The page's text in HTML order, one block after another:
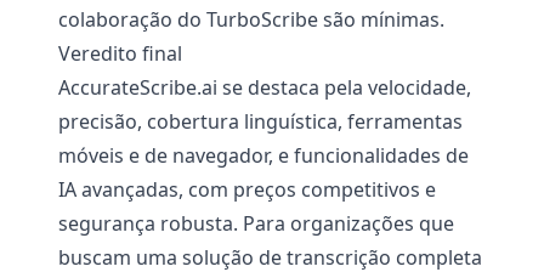
colaboração do TurboScribe são mínimas.
Veredito final
AccurateScribe.ai se destaca pela velocidade,
precisão, cobertura linguística, ferramentas
móveis e de navegador, e funcionalidades de
IA avançadas, com preços competitivos e
segurança robusta. Para organizações que
buscam uma solução de transcrição completa